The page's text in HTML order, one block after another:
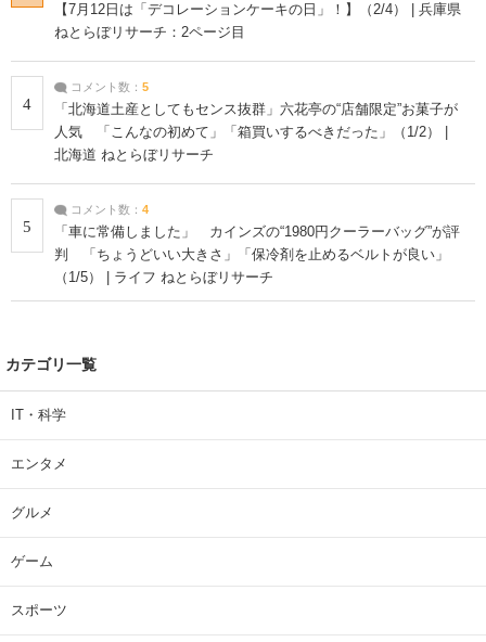
【7月12日は「デコレーションケーキの日」！】（2/4） | 兵庫県
ねとらぼリサーチ：2ページ目
4
コメント数： 5
「北海道土産としてもセンス抜群」六花亭の“店舗限定”お菓子が
人気 「こんなの初めて」「箱買いするべきだった」（1/2） |
北海道 ねとらぼリサーチ
5
コメント数： 4
「車に常備しました」 カインズの“1980円クーラーバッグ”が評
判 「ちょうどいい大きさ」「保冷剤を止めるベルトが良い」
（1/5） | ライフ ねとらぼリサーチ
カテゴリ一覧
IT・科学
エンタメ
グルメ
ゲーム
スポーツ